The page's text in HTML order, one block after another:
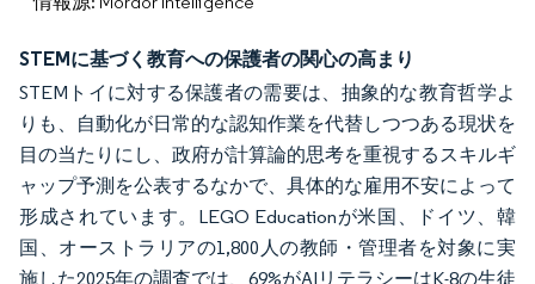
STEMに基づく教育への保護者の関心の高まり
STEMトイに対する保護者の需要は、抽象的な教育哲学よ
りも、自動化が日常的な認知作業を代替しつつある現状を
目の当たりにし、政府が計算論的思考を重視するスキルギ
ャップ予測を公表するなかで、具体的な雇用不安によって
形成されています。LEGO Educationが米国、ドイツ、韓
国、オーストラリアの1,800人の教師・管理者を対象に実
施した2025年の調査では、69%がAIリテラシーはK-8の生徒